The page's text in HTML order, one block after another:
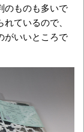
のものも多いで
ているので、
がいいところで